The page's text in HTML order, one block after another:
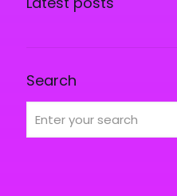
Search